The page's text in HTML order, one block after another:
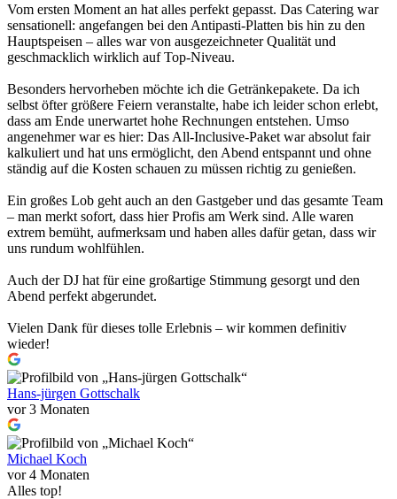
Vom ersten Moment an hat alles perfekt gepasst. Das Catering war
sensationell: angefangen bei den Antipasti-Platten bis hin zu den
Hauptspeisen – alles war von ausgezeichneter Qualität und
geschmacklich wirklich auf Top-Niveau.
Besonders hervorheben möchte ich die Getränkepakete. Da ich
selbst öfter größere Feiern veranstalte, habe ich leider schon erlebt,
dass am Ende unerwartet hohe Rechnungen entstehen. Umso
angenehmer war es hier: Das All-Inclusive-Paket war absolut fair
kalkuliert und hat uns ermöglicht, den Abend entspannt und ohne
ständig auf die Kosten schauen zu müssen richtig zu genießen.
Ein großes Lob geht auch an den Gastgeber und das gesamte Team
– man merkt sofort, dass hier Profis am Werk sind. Alle waren
extrem bemüht, aufmerksam und haben alles dafür getan, dass wir
uns rundum wohlfühlen.
Auch der DJ hat für eine großartige Stimmung gesorgt und den
Abend perfekt abgerundet.
Vielen Dank für dieses tolle Erlebnis – wir kommen definitiv
wieder!
Hans-jürgen Gottschalk
vor 3 Monaten
Michael Koch
vor 4 Monaten
Alles top!